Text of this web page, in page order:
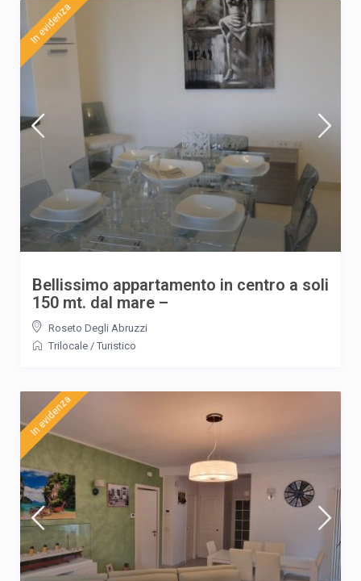
In evidenza
Bellissimo appartamento in centro a soli
150 mt. dal mare –
Roseto Degli Abruzzi
Trilocale / Turistico
In evidenza